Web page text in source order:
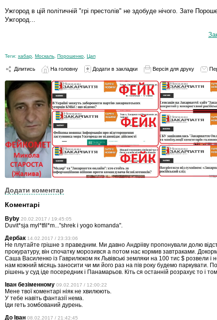
Ужгород в цій політичній "грі престолів" не здобуде нічого. Зате
Ужгород...
Теги: хабар Москаль Порошенко Цап
Ділитись На головну Додати в закладки Версія для друку
Додати коментар
Коментарі
Byby 20.02.2017 / 19:45:05
Duvit*sja myl*tfil*m..."shrek i yogo komanda".
Дербак 14.02.2017 / 23:33:06
Не плутайте грішне з праведним. Ми давно Андрііву пропонували долю
прокуратуру, він спочатку морозився а потом нас кормив завтраками.
Саша Василенко із Гаврилюком як Львівські земляки на 100 тис $ розвели і
нам кожний місяць заносити чи ми його раз на пів року будемо паркувати.
рішень у суд іде посередник і Панамарьов. Кіть ся останній розрахує то і
Іван безіменному 09.02.2017 / 12:00:22
Мене твої коментарі ніяк не хвилюють.
У тебе навіть фантазії нема.
Іди геть зомбований дурень.
До Іван 08.02.2017 / 21:42:45